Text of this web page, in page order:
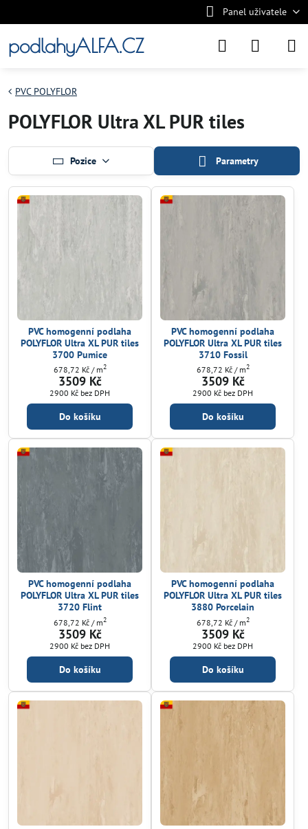
Panel uživatele
podlahyALFA.CZ
PVC POLYFLOR
POLYFLOR Ultra XL PUR tiles
Pozice Parametry
PVC homogenní podlaha
POLYFLOR Ultra XL PUR tiles
3700 Pumice
3509 Kč
2900 Kč bez DPH
678,72 Kč / m2
Do košíku
PVC homogenní podlaha
POLYFLOR Ultra XL PUR tiles
3710 Fossil
3509 Kč
2900 Kč bez DPH
678,72 Kč / m2
Do košíku
PVC homogenní podlaha
POLYFLOR Ultra XL PUR tiles
3720 Flint
3509 Kč
2900 Kč bez DPH
678,72 Kč / m2
Do košíku
PVC homogenní podlaha
POLYFLOR Ultra XL PUR tiles
3880 Porcelain
3509 Kč
2900 Kč bez DPH
678,72 Kč / m2
Do košíku